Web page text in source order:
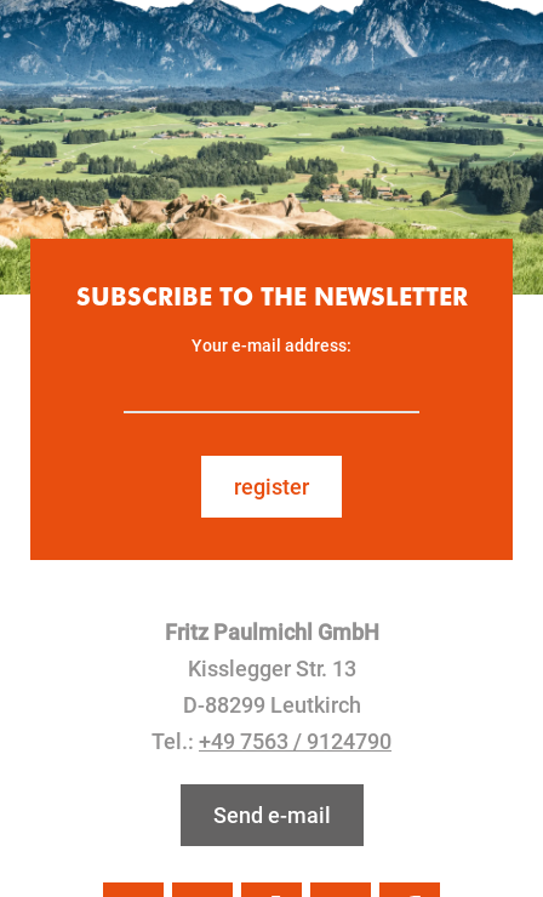
SUBSCRIBE TO THE NEWSLETTER
Your e-mail address:
register
Fritz Paulmichl GmbH
Kisslegger Str. 13
D-88299 Leutkirch
Tel.: +49 7563 / 9124790
Send e-mail